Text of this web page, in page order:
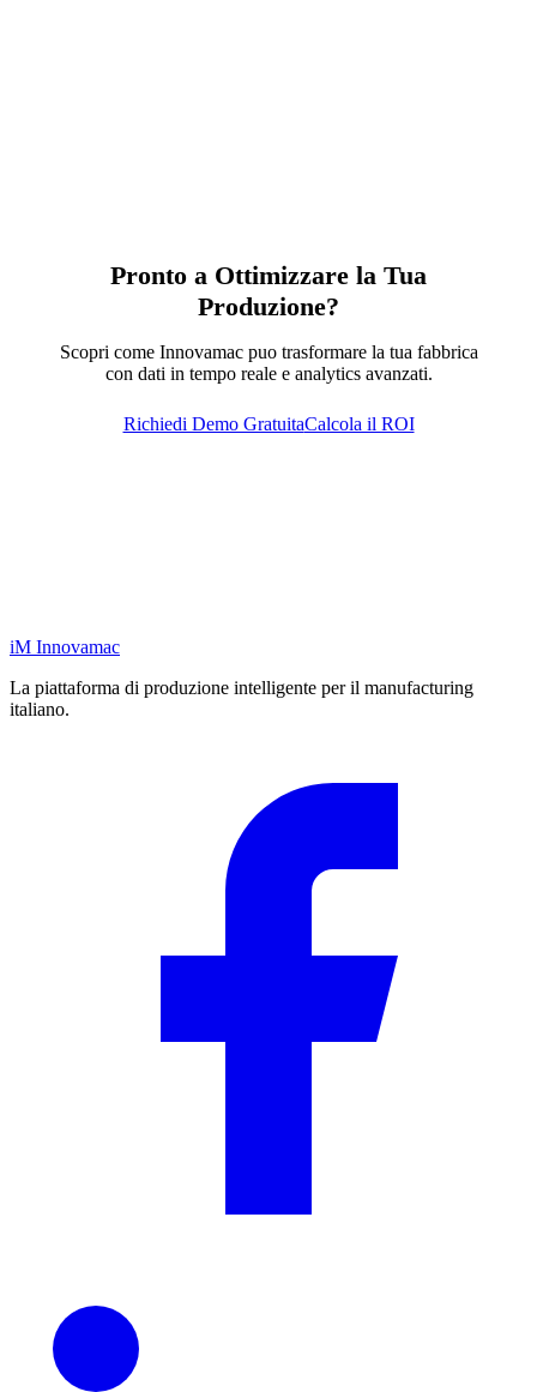
Pronto a Ottimizzare la Tua
Produzione?
Scopri come Innovamac puo trasformare la tua fabbrica
con dati in tempo reale e analytics avanzati.
Richiedi Demo GratuitaCalcola il ROI
iM Innovamac
La piattaforma di produzione intelligente per il manufacturing
italiano.